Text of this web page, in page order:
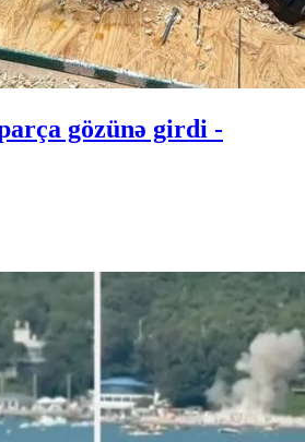
gözünə girdi -